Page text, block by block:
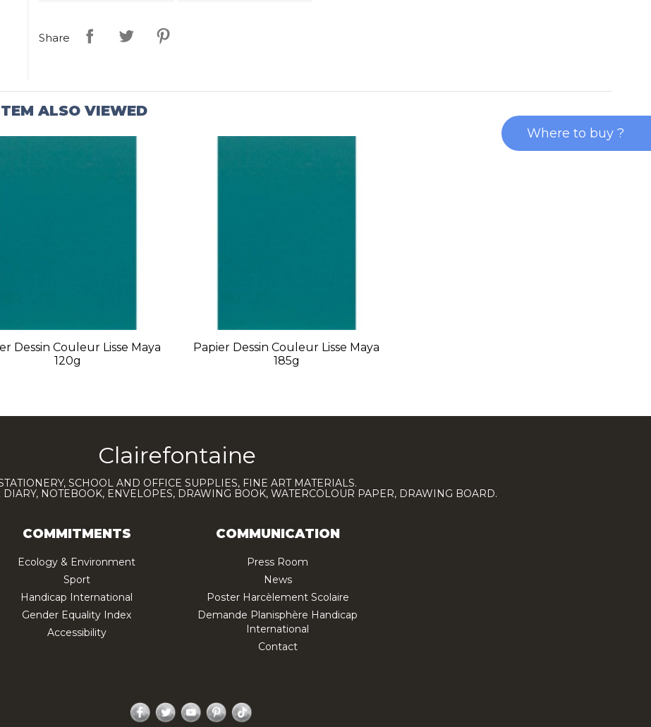
Share
ALSO VIEWED
Dessin Couleur Lisse Maya
120g
Papier Dessin Couleur Lisse Maya
185g
Clairefontaine
SCHOOL AND OFFICE SUPPLIES, FINE ART MATERIALS.
NOTEBOOK, ENVELOPES, DRAWING BOOK, WATERCOLOUR PAPER, DRAWING BOARD.
COMMITMENTS
Ecology & Environment
Sport
Handicap International
Gender Equality Index
Accessibility
COMMUNICATION
Press Room
News
Poster Harcèlement Scolaire
Demande Planisphère Handicap
International
Contact
Facebook
TwitterYouTubePinterest
Where to buy ?